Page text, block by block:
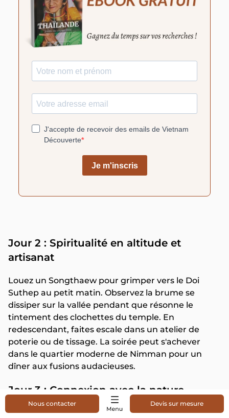
Jour 2 : Spiritualité en altitude et
artisanat
Louez un Songthaew pour grimper vers le Doi
Suthep au petit matin. Observez la brume se
dissiper sur la vallée pendant que résonne le
tintement des clochettes du temple. En
redescendant, faites escale dans un atelier de
poterie ou de tissage. La soirée peut s'achever
dans le quartier moderne de Nimman pour un
dîner aux fusions audacieuses.
Jour 3 : Connexion avec la nature
sauvage
Nous contacter Devis sur mesure